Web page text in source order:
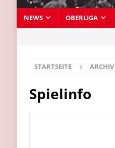
NEWS OBERLIGA
STARTSEITE ARCHIV
Spielinfo